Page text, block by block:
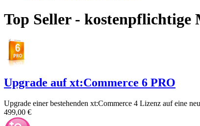
Top Seller - kostenpflichtige
Upgrade auf xt:Commerce 6 PRO
Upgrade einer bestehenden xt:Commerce 4 Lizenz auf eine
499,00 €